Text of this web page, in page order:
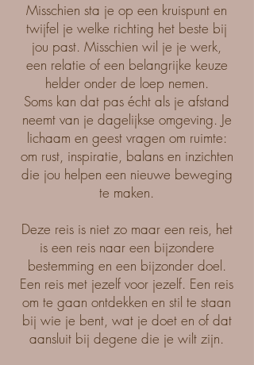
Misschien sta je op een kruispunt en
twijfel je welke richting het beste bij
jou past. Misschien wil je je werk,
een relatie of een belangrijke keuze
helder onder de loep nemen.
Soms kan dat pas écht als je afstand
neemt van je dagelijkse omgeving. Je
lichaam en geest vragen om ruimte:
om rust, inspiratie, balans en inzichten
die jou helpen een nieuwe beweging
te maken.
Deze reis is niet zo maar een reis, het
is een reis naar een bijzondere
bestemming en een bijzonder doel.
Een reis met jezelf voor jezelf. Een reis
om te gaan ontdekken en stil te staan
bij wie je bent, wat je doet en of dat
aansluit bij degene die je wilt zijn.